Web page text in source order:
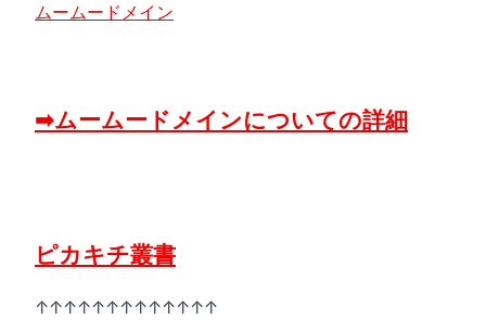
ムームードメイン
➡ムームードメインについての詳細
ピカキチ叢書
↑↑↑↑↑↑↑↑↑↑↑↑↑